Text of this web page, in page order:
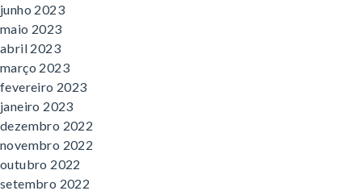
junho 2023
maio 2023
abril 2023
março 2023
fevereiro 2023
janeiro 2023
dezembro 2022
novembro 2022
outubro 2022
setembro 2022